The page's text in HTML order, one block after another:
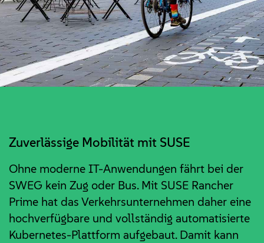
Zuverlässige Mobilität mit SUSE
Ohne moderne IT-Anwendungen fährt bei der
SWEG kein Zug oder Bus. Mit SUSE Rancher
Prime hat das Verkehrsunternehmen daher eine
hochverfügbare und vollständig automatisierte
Kubernetes-Plattform aufgebaut. Damit kann